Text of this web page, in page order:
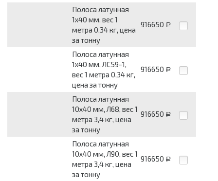
Полоса латунная
1х40 мм, вес 1
метра 0,34 кг, цена
за тонну
916650 Р
Полоса латунная
1х40 мм, ЛС59-1,
вес 1 метра 0,34 кг,
цена за тонну
916650 Р
Полоса латунная
10х40 мм, Л68, вес 1
метра 3,4 кг, цена
за тонну
916650 Р
Полоса латунная
10х40 мм, Л90, вес 1
метра 3,4 кг, цена
за тонну
916650 Р